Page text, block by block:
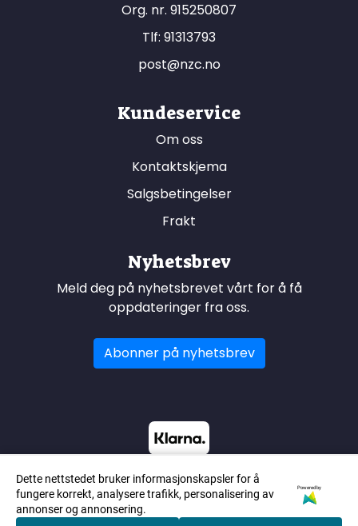
Org. nr. 915250807
Tlf: 91313793
post@nzc.no
Kundeservice
Om oss
Kontaktskjema
Salgsbetingelser
Frakt
Nyhetsbrev
Meld deg på nyhetsbrevet vårt for å få
oppdateringer fra oss.
Abonner på nyhetsbrev
Dette nettstedet bruker informasjonskapsler for å
fungere korrekt, analysere trafikk, personalisering av
annonser og annonsering.
Powered by